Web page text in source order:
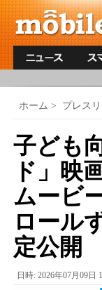
ホーム > プレス
子ども
ド」映
ムービ
ロール
定公開
日時: 2026年07月09日